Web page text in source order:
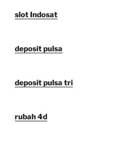
slot Indosat
deposit pulsa
deposit pulsa tri
rubah 4d